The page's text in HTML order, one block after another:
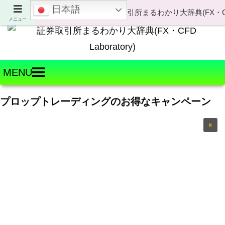
Welcome to FX・CFD Laboratory!
MENU
プロップトレーディングのお得なキャンペーン
メニュー
日本語